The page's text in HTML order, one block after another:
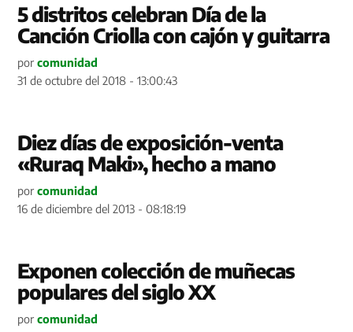
5 distritos celebran Día de la
Canción Criolla con cajón y guitarra
por comunidad
31 de octubre del 2018 - 13:00:43
Diez días de exposición-venta
«Ruraq Maki», hecho a mano
por comunidad
16 de diciembre del 2013 - 08:18:19
Exponen colección de muñecas
populares del siglo XX
por comunidad